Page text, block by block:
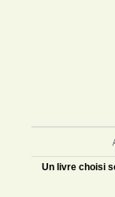
Un livre choisi